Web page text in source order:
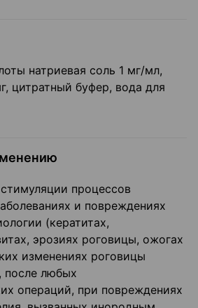
натриевая соль 1 мг/мл,
цитратный буфер, вода для
процессов
и повреждениях
(кератитах,
эрозиях роговицы, ожогах
изменениях роговицы
после любых
операций, при повреждениях